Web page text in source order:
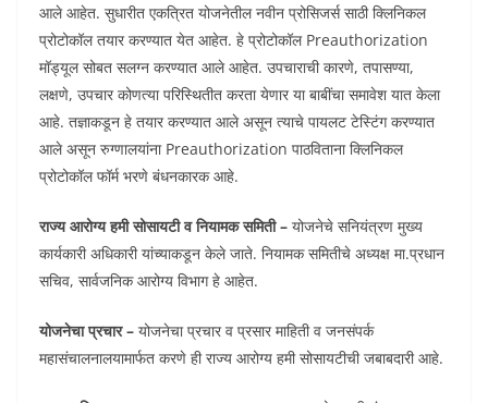
आले आहेत. सुधारीत एकत्रित योजनेतील नवीन प्रोसिजर्स साठी क्लिनिकल
प्रोटोकॉल तयार करण्यात येत आहेत. हे प्रोटोकॉल Preauthorization
मॉड्यूल सोबत सलग्न करण्यात आले आहेत. उपचाराची कारणे, तपासण्या,
लक्षणे, उपचार कोणत्या परिस्थितीत करता येणार या बाबींचा समावेश यात केला
आहे. तज्ञाकडून हे तयार करण्यात आले असून त्याचे पायलट टेस्टिंग करण्यात
आले असून रुग्णालयांना Preauthorization पाठविताना क्लिनिकल
प्रोटोकॉल फॉर्म भरणे बंधनकारक आहे.
राज्य आरोग्य हमी सोसायटी व नियामक समिती – योजनेचे सनियंत्रण मुख्य
कार्यकारी अधिकारी यांच्याकडून केले जाते. नियामक समितीचे अध्यक्ष मा.प्रधान
सचिव, सार्वजनिक आरोग्य विभाग हे आहेत.
योजनेचा प्रचार – योजनेचा प्रचार व प्रसार माहिती व जनसंपर्क
महासंचालनालयामार्फत करणे ही राज्य आरोग्य हमी सोसायटीची जबाबदारी आहे.